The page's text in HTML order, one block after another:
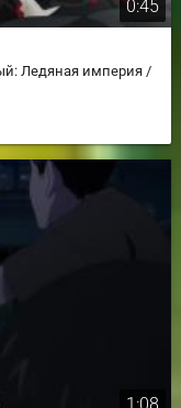
0:45
Ледяная империя /